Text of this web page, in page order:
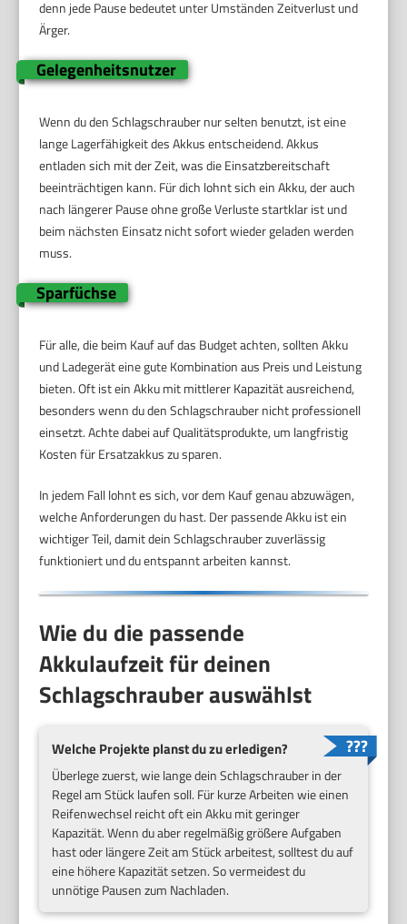
denn jede Pause bedeutet unter Umständen Zeitverlust und
Ärger.
Gelegenheitsnutzer
Wenn du den Schlagschrauber nur selten benutzt, ist eine
lange Lagerfähigkeit des Akkus entscheidend. Akkus
entladen sich mit der Zeit, was die Einsatzbereitschaft
beeinträchtigen kann. Für dich lohnt sich ein Akku, der auch
nach längerer Pause ohne große Verluste startklar ist und
beim nächsten Einsatz nicht sofort wieder geladen werden
muss.
Sparfüchse
Für alle, die beim Kauf auf das Budget achten, sollten Akku
und Ladegerät eine gute Kombination aus Preis und Leistung
bieten. Oft ist ein Akku mit mittlerer Kapazität ausreichend,
besonders wenn du den Schlagschrauber nicht professionell
einsetzt. Achte dabei auf Qualitätsprodukte, um langfristig
Kosten für Ersatzakkus zu sparen.
In jedem Fall lohnt es sich, vor dem Kauf genau abzuwägen,
welche Anforderungen du hast. Der passende Akku ist ein
wichtiger Teil, damit dein Schlagschrauber zuverlässig
funktioniert und du entspannt arbeiten kannst.
Wie du die passende
Akkulaufzeit für deinen
Schlagschrauber auswählst
Welche Projekte planst du zu erledigen?
Überlege zuerst, wie lange dein Schlagschrauber in der
Regel am Stück laufen soll. Für kurze Arbeiten wie einen
Reifenwechsel reicht oft ein Akku mit geringer
Kapazität. Wenn du aber regelmäßig größere Aufgaben
hast oder längere Zeit am Stück arbeitest, solltest du auf
eine höhere Kapazität setzen. So vermeidest du
unnötige Pausen zum Nachladen.